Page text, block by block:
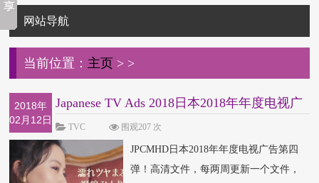
网站导航
当前位置： 主页 > >
2018年
02月12日
Japanese TV Ads 2018日本2018年年度电视广
告第四弹
TVC 围观207 次
JPCMHD日本2018年年度电视广告第四
弹！高清文件，每两周更新一个文件，